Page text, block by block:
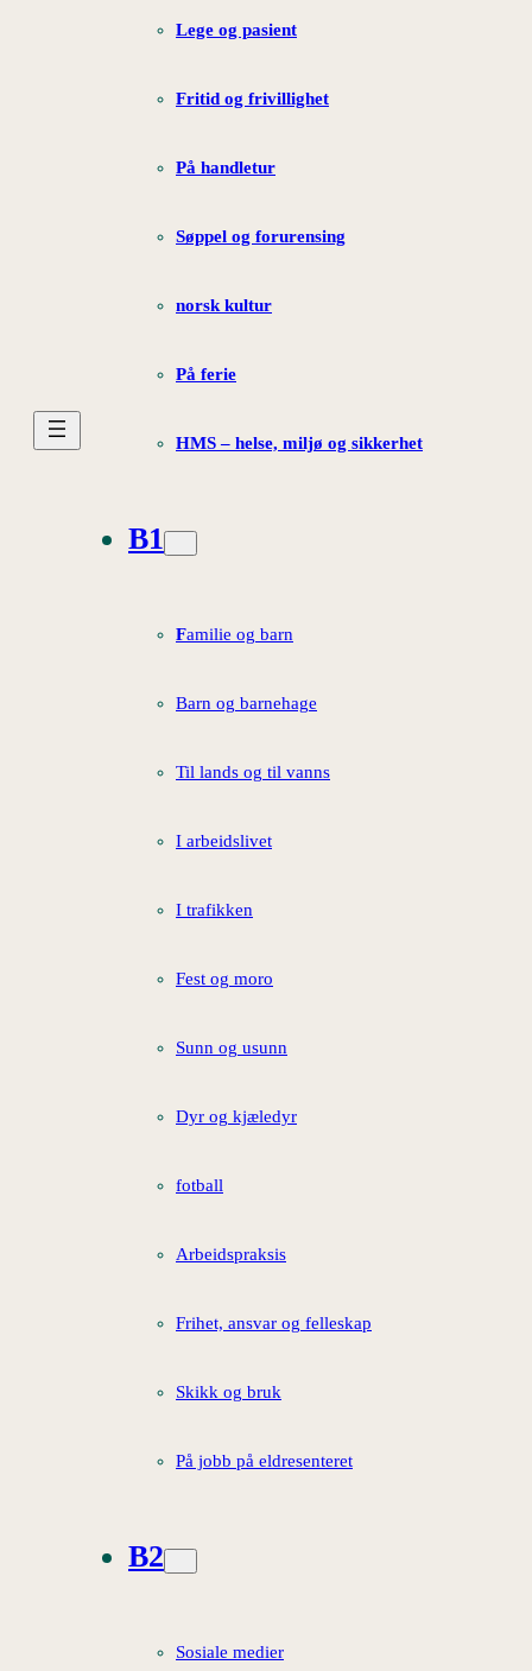
Lege og pasient
Fritid og frivillighet
På handletur
Søppel og forurensing
norsk kultur
På ferie
HMS – helse, miljø og sikkerhet
B1
Familie og barn
Barn og barnehage
Til lands og til vanns
I arbeidslivet
I trafikken
Fest og moro
Sunn og usunn
Dyr og kjæledyr
fotball
Arbeidspraksis
Frihet, ansvar og felleskap
Skikk og bruk
På jobb på eldresenteret
B2
Sosiale medier